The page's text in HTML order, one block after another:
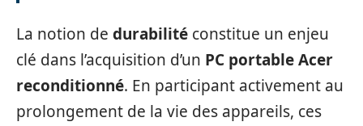
La notion de durabilité constitue un enjeu
clé dans l’acquisition d’un PC portable Acer
reconditionné. En participant activement au
prolongement de la vie des appareils, ces